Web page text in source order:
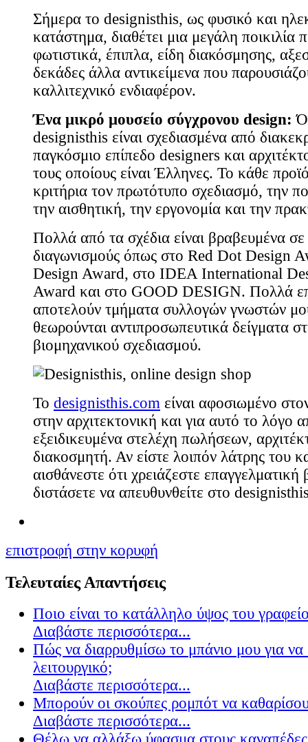
Σήμερα το designisthis, ως φυσικό και
κατάστημα, διαθέτει μια μεγάλη ποικιλία
φωτιστικά, έπιπλα, είδη διακόσμησης,
δεκάδες άλλα αντικείμενα που
καλλιτεχνικό ενδιαφέρον.
Ένα μικρό μουσείο σύγχρονου design:
designisthis είναι σχεδιασμένα από
παγκόσμιο επίπεδο designers και
τους οποίους είναι Έλληνες. Το κάθε
κριτήρια τον πρωτότυπο σχεδιασμό, την
την αισθητική, την εργονομία και την
Πολλά από τα σχέδια είναι βραβευμένα σε
διαγωνισμούς όπως στο Red Dot Design
Design Award, στο IDEA International
Award και στο GOOD DESIGN. Πολλά
αποτελούν τμήματα συλλογών γνωστών
θεωρούνται αντιπροσωπευτικά δείγματα
βιομηχανικού σχεδιασμού.
Το designisthis.com είναι αφοσιωμένο
στην αρχιτεκτονική και για αυτό το λόγο
εξειδικευμένα στελέχη πωλήσεων,
διακοσμητή. Αν είστε λοιπόν λάτρης του
αισθάνεστε ότι χρειάζεστε επαγγελματική
διστάσετε να απευθυνθείτε στο
επιστροφή στην κορυφή
Τελευταίες Απαντήσεις
Ποιο είναι το κατάλληλο ύψος του
Διαβάστε περισσότερα...
Πώς να διαρρυθμίσω το μπάνιο μου για να
λειτουργικό;
Διαβάστε περισσότερα...
Μπορούν οι σκούπες ρομπότ να
Διαβάστε περισσότερα...